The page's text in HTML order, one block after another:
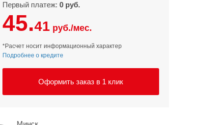
Первый платеж: 0 руб.
45.41 руб./мес.
*Расчет носит информационный характер
Подробнее о кредите
Оформить заказ в 1 клик